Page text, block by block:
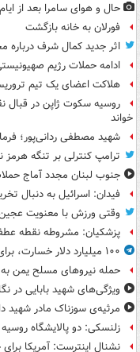
حال و هوای سامرا بعد از
فورلان به خانه بازگشت
اثر جدید کمال شرف درباره
ادامه حملات رژیم
هلاکت اعضای یک تیم
روسیه سکوت ژاپن در قبال
خواند
شهید مصطفی ردانی‌پور؛
ترامپ کنترلی بر تنگه هرمز
جنوب لبنان مجدد آماج
فیدان: اسرائیل به دنبال
وقتی ورزش با معنویت
پزشکیان: مشروطه نقطه
۱۰۰ میلیارد دلار خسارت، برای باز نگه داشتن تنگه‌ای که باز بود!
حمله نیروهای مسلح یمن
ویژگی‌های شهید بابایی در
مرثیه‌ی سوزناک مادر شهید
زلنسکی: دو پالایشگاه
نشنال اینترست: آمریکا